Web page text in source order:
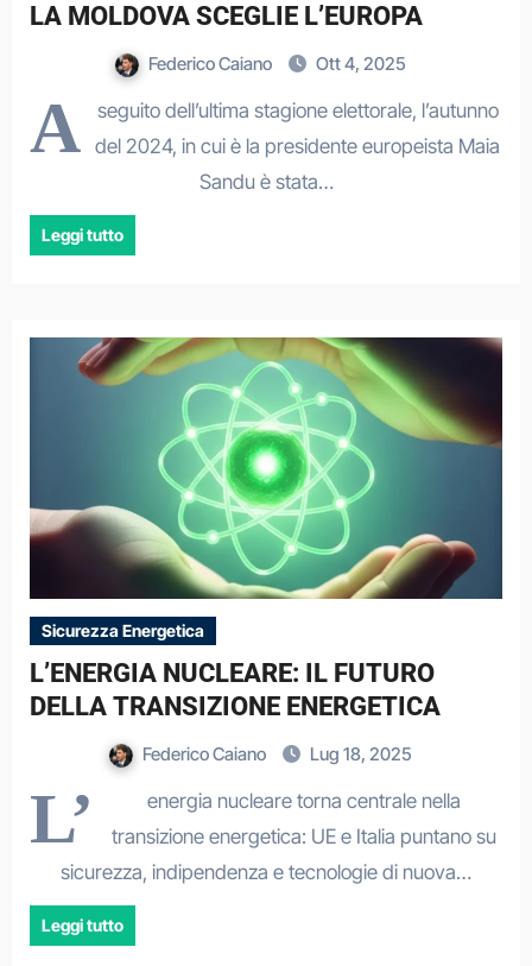
LA MOLDOVA SCEGLIE L’EUROPA
Federico Caiano Ott 4, 2025
A
seguito dell’ultima stagione elettorale, l’autunno
del 2024, in cui è la presidente europeista Maia
Sandu è stata…
Leggi tutto
Sicurezza Energetica
L’ENERGIA NUCLEARE: IL FUTURO
DELLA TRANSIZIONE ENERGETICA
Federico Caiano Lug 18, 2025
L’
energia nucleare torna centrale nella
transizione energetica: UE e Italia puntano su
sicurezza, indipendenza e tecnologie di nuova…
Leggi tutto